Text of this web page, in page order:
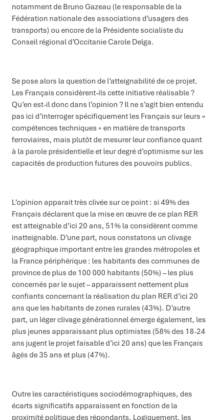
notamment de Bruno Gazeau (le responsable de la
Fédération nationale des associations d’usagers des
transports) ou encore de la Présidente socialiste du
Conseil régional d’Occitanie Carole Delga.
Se pose alors la question de l’atteignabilité de ce projet.
Les Français considèrent-ils cette initiative réalisable ?
Qu’en est-il donc dans l’opinion ? Il ne s’agit bien entendu
pas ici d’interroger spécifiquement les Français sur leurs «
compétences techniques » en matière de transports
ferroviaires, mais plutôt de mesurer leur confiance quant
à la parole présidentielle et leur degré d’optimisme sur les
capacités de production futures des pouvoirs publics.
L’opinion apparait très clivée sur ce point : si 49% des
Français déclarent que la mise en œuvre de ce plan RER
est atteignable d’ici 20 ans, 51% la considèrent comme
inatteignable. D’une part, nous constatons un clivage
géographique important entre les grandes métropoles et
la France périphérique : les habitants des communes de
province de plus de 100 000 habitants (50%) – les plus
concernés par le sujet – apparaissent nettement plus
confiants concernant la réalisation du plan RER d’ici 20
ans que les habitants de zones rurales (43%). D’autre
part, un léger clivage générationnel émerge également, les
plus jeunes apparaissant plus optimistes (58% des 18-24
ans jugent le projet faisable d’ici 20 ans) que les Français
âgés de 35 ans et plus (47%).
Outre les caractéristiques sociodémographiques, des
écarts significatifs apparaissent en fonction de la
proximité politique des répondants. Logiquement, les